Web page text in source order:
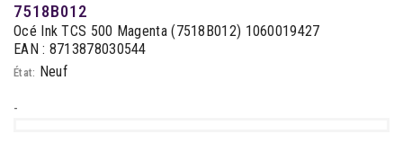
7518B012
Océ Ink TCS 500 Magenta (7518B012) 1060019427
EAN : 8713878030544
État: Neuf
-